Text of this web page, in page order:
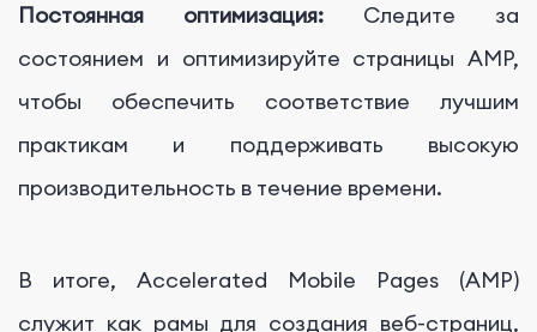
Постоянная оптимизация: Следите за
состоянием и оптимизируйте страницы AMP,
чтобы обеспечить соответствие лучшим
практикам и поддерживать высокую
производительность в течение времени.
В итоге, Accelerated Mobile Pages (AMP)
служит как рамы для создания веб-страниц,